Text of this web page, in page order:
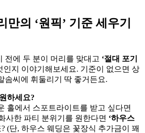
만의 ‘원픽’ 기준 세우기
전에 두 분이 머리를 맞대고 ‘절대 포기
인지 이야기해보세요. 기준이 없으면 상
솜씨에 휘둘리기 딱 좋거든요.
하세요?
홀에서 스포트라이트를 받고 싶다면
사한 파티 분위기를 원한다면 ‘하우스
(단, 하우스 웨딩은 꽃장식 추가금이 꽤